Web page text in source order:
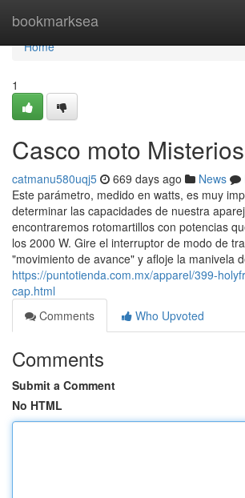
bookmarksea
Home
Home
1
Casco moto Misterios
catmanu580uqj5 669 days ago News
Este parámetro, medido en watts, es muy
determinar las capacidades de nuestra
encontraremos rotomartillos con potencias
los 2000 W. Gire el interruptor de modo de
"movimiento de avance" y afloje la manivela
https://puntotienda.com.mx/apparel/399-
cap.html
Comments
Who Upvoted
Comments
Submit a Comment
No HTML